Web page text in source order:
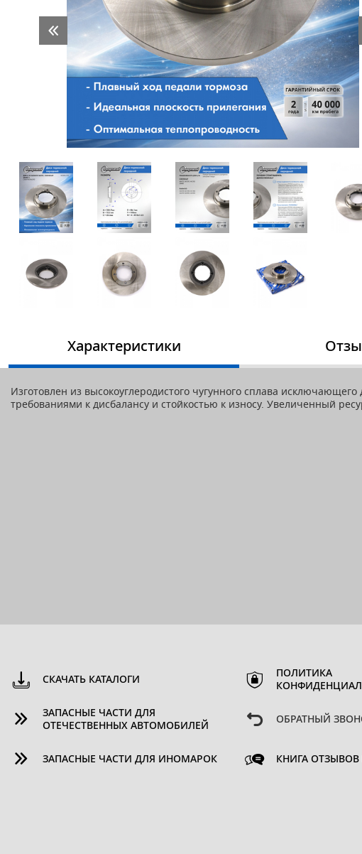
Характеристики
Изготовлен из высокоуглеродистого чугунного сплава
требованиями к дисбалансу и стойкостью к износу. Увеличенный
СКАЧАТЬ КАТАЛОГИ
ЗАПАСНЫЕ ЧАСТИ ДЛЯ
ОТЕЧЕСТВЕННЫХ АВТОМОБИЛЕЙ
ЗАПАСНЫЕ ЧАСТИ ДЛЯ ИНОМАРОК
ПОЛИТИКА
ОБРАТНЫЙ
КНИГА